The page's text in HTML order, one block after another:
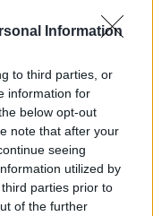
Information
to third parties, or
information for
below opt-out
note that after your
seeing
utilized by
parties prior to
of the further
Duna vízgyűjtőjére